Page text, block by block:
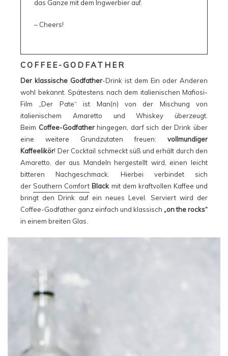
das Ganze mit dem Ingwerbier auf.
– Cheers!
COFFEE-GODFATHER
Der klassische Godfather-Drink ist dem Ein oder Anderen
wohl bekannt. Spätestens nach dem italienischen Mafiosi-
Film „Der Pate“ ist Man(n) von der Mischung von
italienischem Amaretto und Whiskey überzeugt.
Beim Coffee-Godfatherhingegen, darf sich der Drink über
eine weitere Grundzutaten freuen: vollmundiger
Kaffeelikör! Der Cocktail schmeckt süß und erhält durch den
Amaretto, der aus Mandeln hergestellt wird, einen leicht
bitteren Nachgeschmack. Hierbei verbindet sich
derSouthern Comfort Black mit dem kraftvollen Kaffee und
bringt den Drink auf ein neues Level. Serviert wird der
Coffee-Godfather ganz einfach und klassisch „on the rocks“
in einem breiten Glas.